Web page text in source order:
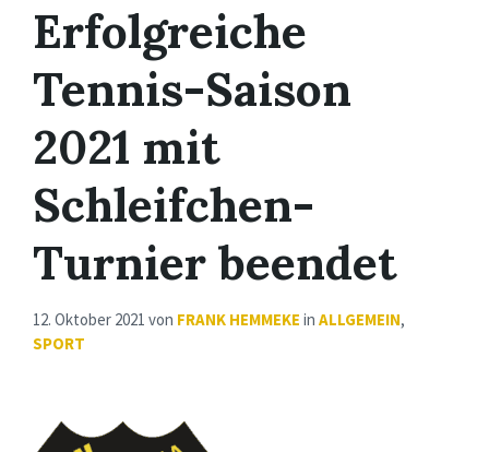
Erfolgreiche
Tennis-Saison
2021 mit
Schleifchen-
Turnier beendet
12. Oktober 2021 von FRANK HEMMEKE in ALLGEMEIN,
SPORT